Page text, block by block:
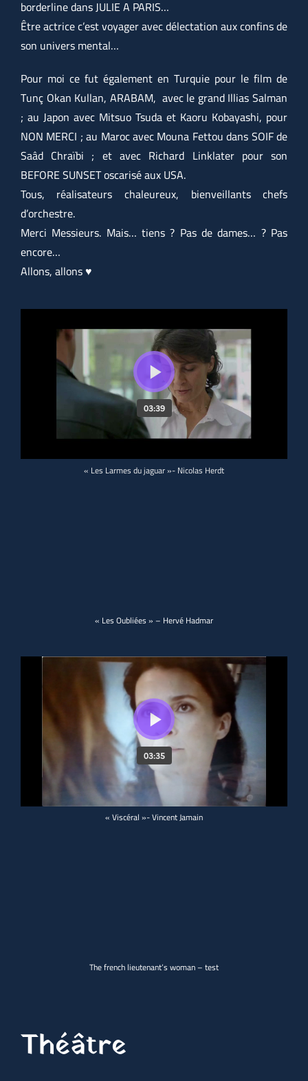
borderline dans JULIE A PARIS…
Être actrice c’est voyager avec délectation aux confins de
son univers mental…
Pour moi ce fut également en Turquie pour le film de
Tunç Okan Kullan, ARABAM, avec le grand Illias Salman
; au Japon avec Mitsuo Tsuda et Kaoru Kobayashi, pour
NON MERCI ; au Maroc avec Mouna Fettou dans SOIF de
Saâd Chraïbi ; et avec Richard Linklater pour son
BEFORE SUNSET oscarisé aux USA.
Tous, réalisateurs chaleureux, bienveillants chefs
d’orchestre.
Merci Messieurs. Mais… tiens ? Pas de dames… ? Pas
encore…
Allons, allons ♥
« Les Larmes du jaguar »- Nicolas Herdt
« Les Oubliées » – Hervé Hadmar
« Viscéral »- Vincent Jamain
The french lieutenant’s woman – test
Théâtre